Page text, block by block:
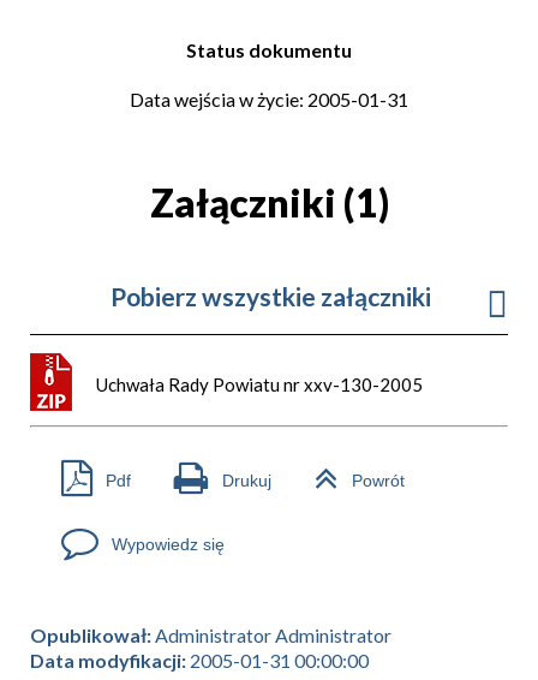
Status dokumentu
Data wejścia w życie: 2005-01-31
Załączniki (1)
Pobierz wszystkie załączniki
Uchwała Rady Powiatu nr xxv-130-2005
Pdf Drukuj Powrót
Wypowiedz się
Opublikował:Administrator Administrator
Data modyfikacji: 2005-01-31 00:00:00